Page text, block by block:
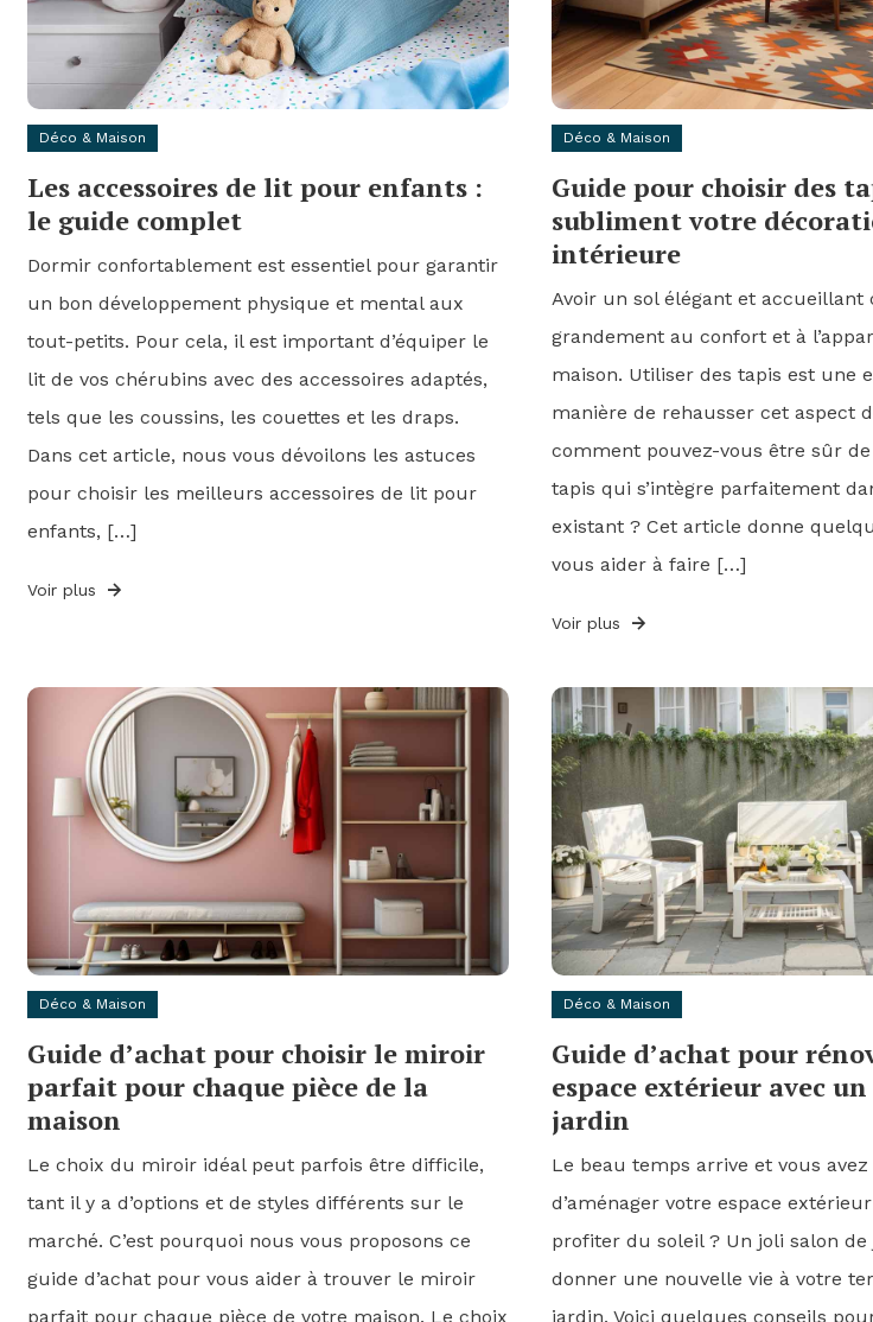
Déco & Maison
Les accessoires de lit pour enfants :
le guide complet
Dormir confortablement est essentiel pour garantir
un bon développement physique et mental aux
tout-petits. Pour cela, il est important d’équiper le
lit de vos chérubins avec des accessoires adaptés,
tels que les coussins, les couettes et les draps.
Dans cet article, nous vous dévoilons les astuces
pour choisir les meilleurs accessoires de lit pour
enfants, […]
Voir plus
Déco & Maison
Guide pour choisir des
subliment votre
intérieure
Avoir un sol élégant et accueillant
grandement au confort et à
maison. Utiliser des tapis est une
manière de rehausser cet aspect
comment pouvez-vous être sûr
tapis qui s’intègre parfaitement
existant ? Cet article donne
vous aider à faire […]
Voir plus
Déco & Maison
Guide d’achat pour choisir le miroir
parfait pour chaque pièce de la
maison
Le choix du miroir idéal peut parfois être difficile,
tant il y a d’options et de styles différents sur le
marché. C’est pourquoi nous vous proposons ce
guide d’achat pour vous aider à trouver le miroir
parfait pour chaque pièce de votre maison. Le choix
Déco & Maison
Guide d’achat pour
espace extérieur avec
jardin
Le beau temps arrive et vous avez
d’aménager votre espace
profiter du soleil ? Un joli salon
donner une nouvelle vie à votre
jardin. Voici quelques conseils